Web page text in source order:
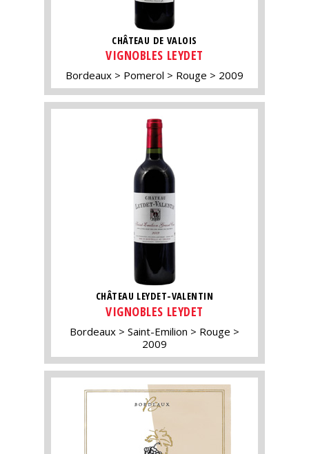
CHÂTEAU DE VALOIS
VIGNOBLES LEYDET
Bordeaux Pomerol Rouge 2009
CHÂTEAU LEYDET-VALENTIN
VIGNOBLES LEYDET
Bordeaux Saint-Emilion
Rouge
2009